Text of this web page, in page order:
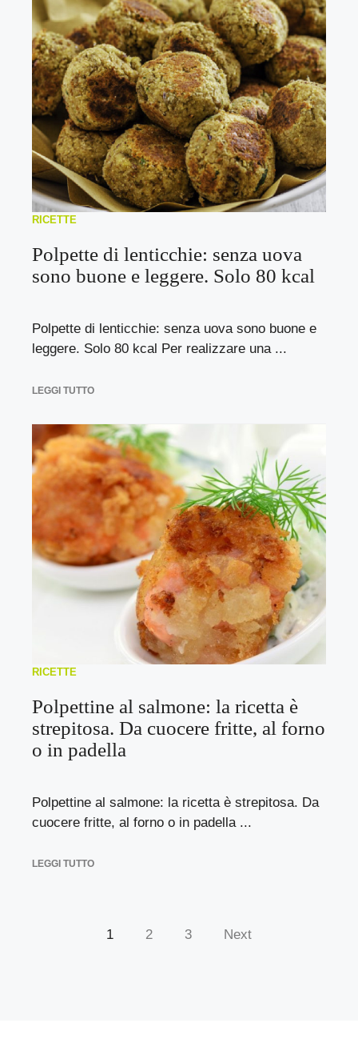
RICETTE
Polpette di lenticchie: senza uova
sono buone e leggere. Solo 80 kcal
Polpette di lenticchie: senza uova sono buone e
leggere. Solo 80 kcal Per realizzare una ...
LEGGI TUTTO
RICETTE
Polpettine al salmone: la ricetta è
strepitosa. Da cuocere fritte, al forno
o in padella
Polpettine al salmone: la ricetta è strepitosa. Da
cuocere fritte, al forno o in padella ...
LEGGI TUTTO
1 2 3 Next